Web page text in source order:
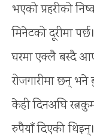
भएको प्रहरीको
मिनेटको दूरीमा
घरमा एक्लै बस्दै
रोजगारीमा छन् भने
केही दिनअघि
रुपैयाँ दिएकी